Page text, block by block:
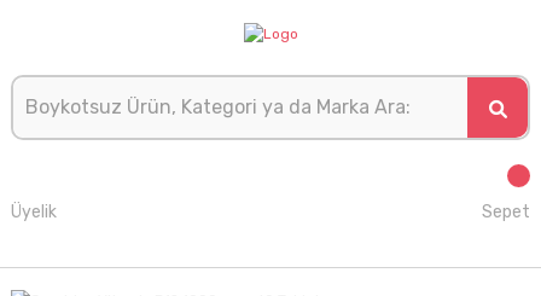
Üyelik Sepet